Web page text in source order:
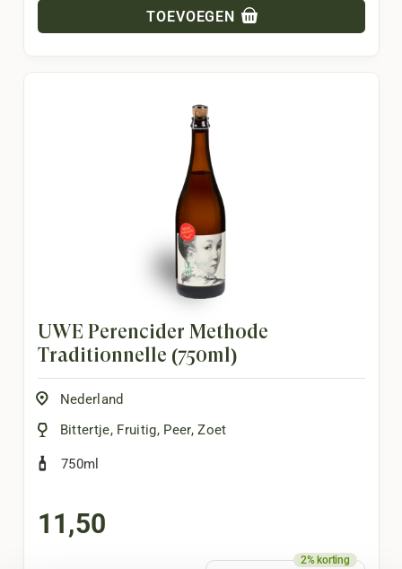
TOEVOEGEN
UWE Perencider Methode
Traditionnelle (750ml)
Nederland
Bittertje, Fruitig, Peer,Zoet
750ml
11,50